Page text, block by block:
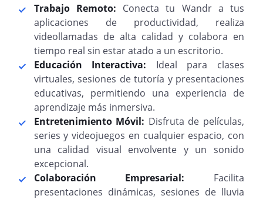
Trabajo Remoto: Conecta tu Wandr a tus
aplicaciones de productividad, realiza
videollamadas de alta calidad y colabora en
tiempo real sin estar atado a un escritorio.
Educación Interactiva: Ideal para clases
virtuales, sesiones de tutoría y presentaciones
educativas, permitiendo una experiencia de
aprendizaje más inmersiva.
Entretenimiento Móvil: Disfruta de películas,
series y videojuegos en cualquier espacio, con
una calidad visual envolvente y un sonido
excepcional.
Colaboración Empresarial: Facilita
presentaciones dinámicas, sesiones de lluvia